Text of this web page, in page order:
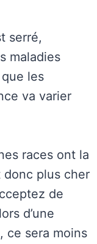
serré,
maladies
les
va varier
races ont la
plus cher
de
d’une
ce sera moins